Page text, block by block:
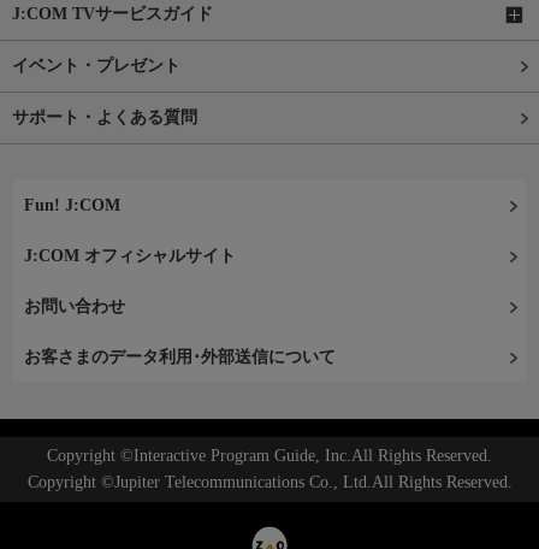
J:COM TVサービスガイド
イベント・プレゼント
サポート・よくある質問
Fun! J:COM
J:COM オフィシャルサイト
お問い合わせ
お客さまのデータ利用･外部送信について
Copyright ©Interactive Program Guide, Inc.All Rights Reserved.
Copyright ©Jupiter Telecommunications Co., Ltd.All Rights Reserved.